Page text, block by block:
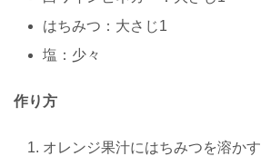
はちみつ：大さじ1
塩：少々
作り方
オレンジ果汁にはちみつを溶かす